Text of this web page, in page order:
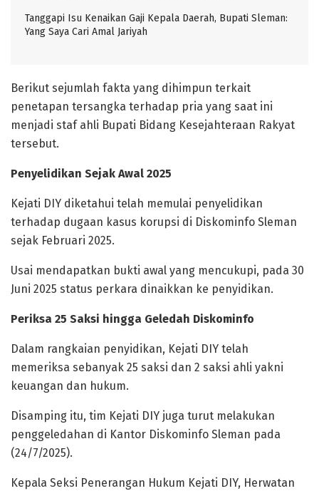
Tanggapi Isu Kenaikan Gaji Kepala Daerah, Bupati Sleman:
Yang Saya Cari Amal Jariyah
Berikut sejumlah fakta yang dihimpun terkait
penetapan tersangka terhadap pria yang saat ini
menjadi staf ahli Bupati Bidang Kesejahteraan Rakyat
tersebut.
Penyelidikan Sejak Awal 2025
Kejati DIY diketahui telah memulai penyelidikan
terhadap dugaan kasus korupsi di Diskominfo Sleman
sejak Februari 2025.
Usai mendapatkan bukti awal yang mencukupi, pada 30
Juni 2025 status perkara dinaikkan ke penyidikan.
Periksa 25 Saksi hingga Geledah Diskominfo
Dalam rangkaian penyidikan, Kejati DIY telah
memeriksa sebanyak 25 saksi dan 2 saksi ahli yakni
keuangan dan hukum.
Disamping itu, tim Kejati DIY juga turut melakukan
penggeledahan di Kantor Diskominfo Sleman pada
(24/7/2025).
Kepala Seksi Penerangan Hukum Kejati DIY, Herwatan